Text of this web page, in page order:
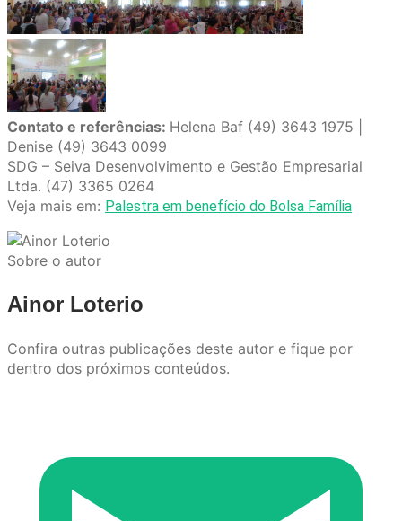
Contato e referências: Helena Baf (49) 3643 1975 |
Denise (49) 3643 0099
SDG – Seiva Desenvolvimento e Gestão Empresarial
Ltda. (47) 3365 0264
Veja mais em: Palestra em benefício do Bolsa Família
Sobre o autor
Ainor Loterio
Confira outras publicações deste autor e fique por
dentro dos próximos conteúdos.